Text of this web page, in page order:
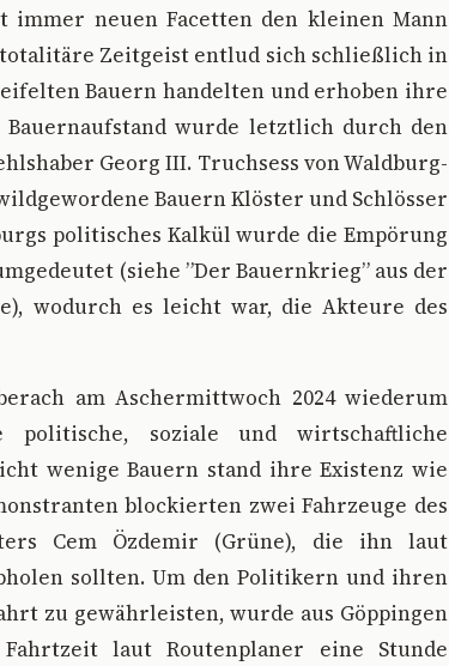
neuen Facetten den kleinen Mann
Zeitgeist entlud sich schließlich in
Bauern handelten und erhoben ihre
wurde letztlich durch den
Georg III. Truchsess von Waldburg-
Bauern Klöster und Schlösser
politisches Kalkül wurde die Empörung
(siehe ”Der Bauernkrieg” aus der
wodurch es leicht war, die Akteure des
am Aschermittwoch 2024 wiederum
soziale und wirtschaftliche
wenige Bauern stand ihre Existenz wie
blockierten zwei Fahrzeuge des
Cem Özdemir (Grüne), die ihn laut
sollten. Um den Politikern und ihren
zu gewährleisten, wurde aus Göppingen
laut Routenplaner eine Stunde